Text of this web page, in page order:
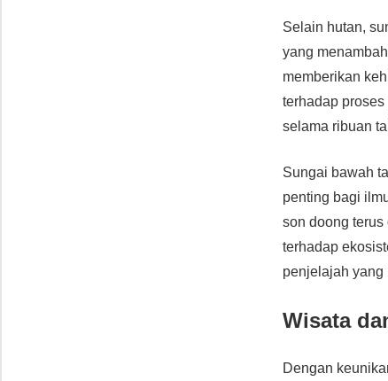
Selain hutan,
yang
memberikan
terhadap
selama ribuan
Sungai bawah
penting bagi
son doong
terhadap
penjelajah yang
Wisata
Dengan